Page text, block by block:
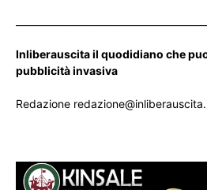
Inliberauscita il quodidiano che
pubblicità invasiva
Redazione